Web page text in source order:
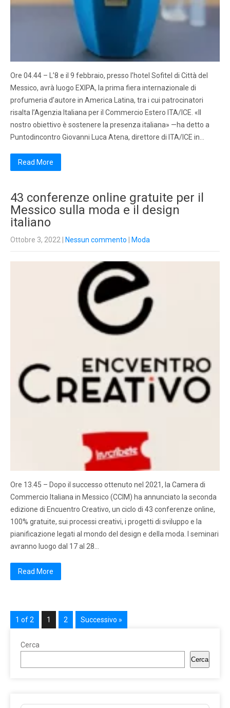
Ore 04.44 – L’8 e il 9 febbraio, presso l’hotel Sofitel di Città del
Messico, avrà luogo EXIPA, la prima fiera internazionale di
profumeria d’autore in America Latina, tra i cui patrocinatori
risalta l’Agenzia Italiana per il Commercio Estero ITA/ICE. «Il
nostro obiettivo è sostenere la presenza italiana» —ha detto a
Puntodincontro Giovanni Luca Atena, direttore di ITA/ICE in…
Read More
43 conferenze online gratuite per il
Messico sulla moda e il design
italiano
Ottobre 3, 2022 Nessun commento Moda
Ore 13.45 – Dopo il successo ottenuto nel 2021, la Camera di
Commercio Italiana in Messico (CCIM) ha annunciato la seconda
edizione di Encuentro Creativo, un ciclo di 43 conferenze online,
100% gratuite, sui processi creativi, i progetti di sviluppo e la
pianificazione legati al mondo del design e della moda. I seminari
avranno luogo dal 17 al 28…
Read More
1 of 2 1 2 Successivo »
Cerca
Cerca